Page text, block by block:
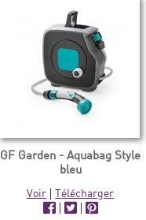
GF Garden - Aquabag Style
bleu
Voir |Télécharger
|
|